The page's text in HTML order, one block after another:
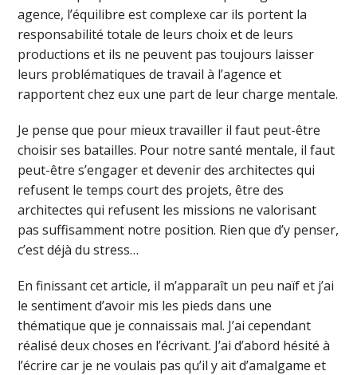
agence, l’équilibre est complexe car ils portent la
responsabilité totale de leurs choix et de leurs
productions et ils ne peuvent pas toujours laisser
leurs problématiques de travail à l’agence et
rapportent chez eux une part de leur charge mentale.
Je pense que pour mieux travailler il faut peut-être
choisir ses batailles. Pour notre santé mentale, il faut
peut-être s’engager et devenir des architectes qui
refusent le temps court des projets, être des
architectes qui refusent les missions ne valorisant
pas suffisamment notre position. Rien que d’y penser,
c’est déjà du stress…
En finissant cet article, il m’apparaît un peu naïf et j’ai
le sentiment d’avoir mis les pieds dans une
thématique que je connaissais mal. J’ai cependant
réalisé deux choses en l’écrivant. J’ai d’abord hésité à
l’écrire car je ne voulais pas qu’il y ait d’amalgame et